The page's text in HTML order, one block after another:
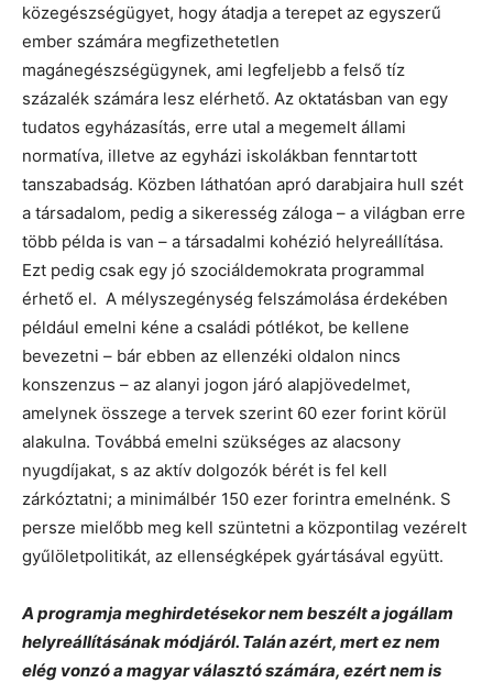
közegészségügyet, hogy átadja a terepet az egyszerű
ember számára megfizethetetlen
magánegészségügynek, ami legfeljebb a felső tíz
százalék számára lesz elérhető. Az oktatásban van egy
tudatos egyházasítás, erre utal a megemelt állami
normatíva, illetve az egyházi iskolákban fenntartott
tanszabadság. Közben láthatóan apró darabjaira hull szét
a társadalom, pedig a sikeresség záloga – a világban erre
több példa is van – a társadalmi kohézió helyreállítása.
Ezt pedig csak egy jó szociáldemokrata programmal
érhető el. A mélyszegénység felszámolása érdekében
például emelni kéne a családi pótlékot, be kellene
bevezetni – bár ebben az ellenzéki oldalon nincs
konszenzus – az alanyi jogon járó alapjövedelmet,
amelynek összege a tervek szerint 60 ezer forint körül
alakulna. Továbbá emelni szükséges az alacsony
nyugdíjakat, s az aktív dolgozók bérét is fel kell
zárkóztatni; a minimálbér 150 ezer forintra emelnénk. S
persze mielőbb meg kell szüntetni a központilag vezérelt
gyűlöletpolitikát, az ellenségképek gyártásával együtt.
A programja meghirdetésekor nem beszélt a jogállam
helyreállításának módjáról. Talán azért, mert ez nem
elég vonzó a magyar választó számára, ezért nem is